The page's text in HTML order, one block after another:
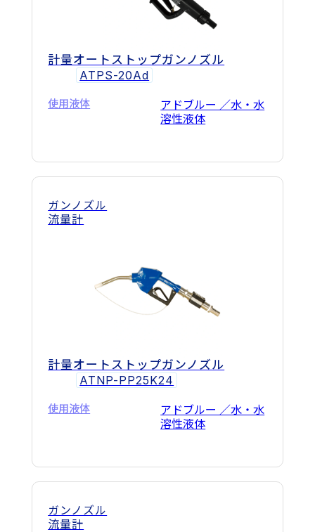
計量オートストップガンノズル
ATPS-20Ad
使用液体
アドブルー ／水・水
溶性液体
ガンノズル
流量計
計量オートストップガンノズル
ATNP-PP25K24
使用液体
アドブルー ／水・水
溶性液体
ガンノズル
流量計